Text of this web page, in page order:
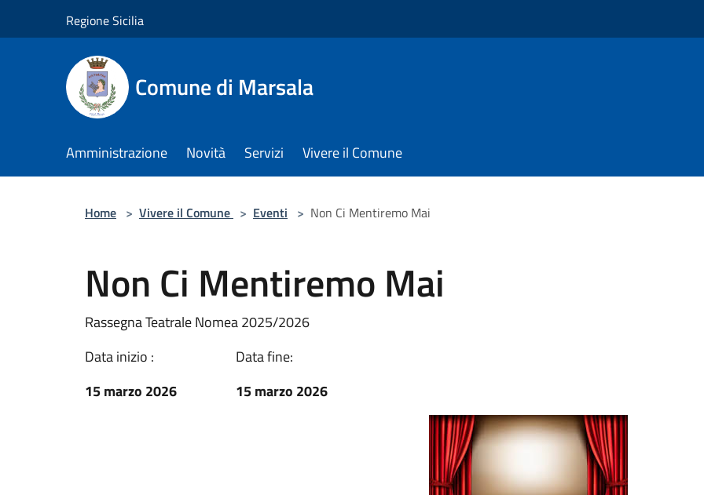
Regione Sicilia
Comune di Marsala
Amministrazione Novità Servizi Vivere il Comune
Home > Vivere il Comune > Eventi > Non Ci Mentiremo Mai
Non Ci Mentiremo Mai
Rassegna Teatrale Nomea 2025/2026
Data inizio :
15 marzo 2026
Data fine:
15 marzo 2026